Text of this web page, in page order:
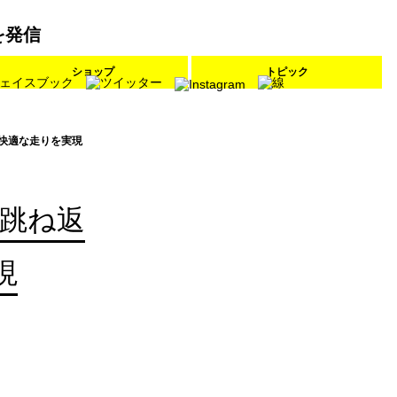
発信
ショップ トピック
適な走りを実現
ね返